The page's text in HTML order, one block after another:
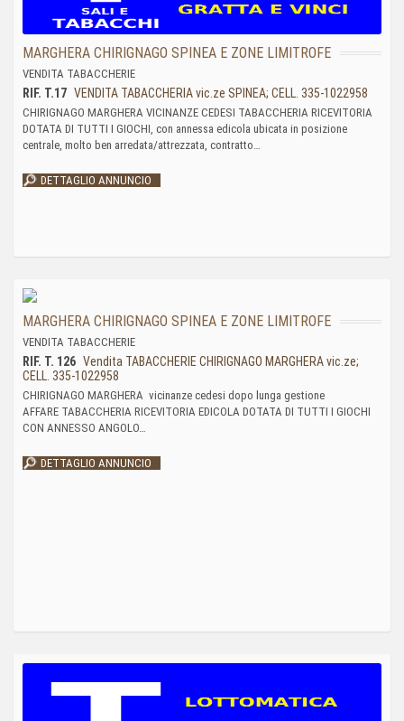
MARGHERA CHIRIGNAGO SPINEA E ZONE LIMITROFE
VENDITA TABACCHERIE
RIF. T.17 VENDITA TABACCHERIA vic.ze SPINEA; CELL. 335-1022958
CHIRIGNAGO MARGHERA VICINANZE CEDESI TABACCHERIA RICEVITORIA
DOTATA DI TUTTI I GIOCHI, con annessa edicola ubicata in posizione
centrale, molto ben arredata/attrezzata, contratto…
DETTAGLIO ANNUNCIO
MARGHERA CHIRIGNAGO SPINEA E ZONE LIMITROFE
VENDITA TABACCHERIE
RIF. T. 126 Vendita TABACCHERIE CHIRIGNAGO MARGHERA vic.ze;
CELL. 335-1022958
CHIRIGNAGO MARGHERA vicinanze cedesi dopo lunga gestione
AFFARE TABACCHERIA RICEVITORIA EDICOLA DOTATA DI TUTTI I GIOCHI
CON ANNESSO ANGOLO…
DETTAGLIO ANNUNCIO